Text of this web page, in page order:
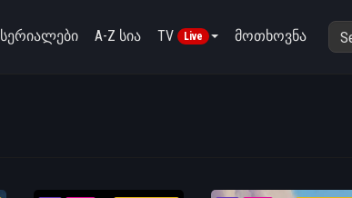
სერიალები A-Z სია TV Live მოთხოვნა